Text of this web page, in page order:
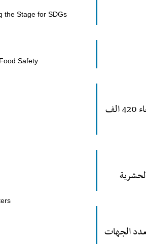
the Stage for SDGs
Safety
٪22 من جميع الوفيات عالميا مرتبطة بالعوامل البيئية وزهاء 420 الف
الجهات